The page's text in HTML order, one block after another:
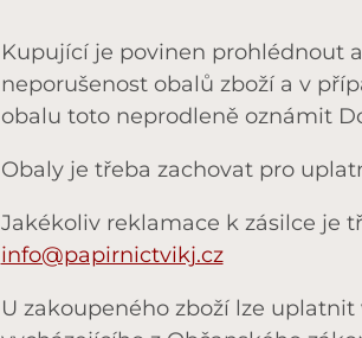
Kupující je povinen prohlédnout
neporušenost obalů zboží a v
obalu toto neprodleně oznámit
Obaly je třeba zachovat pro
Jakékoliv reklamace k zásilce je
info@papirnictvikj.cz
U zakoupeného zboží lze